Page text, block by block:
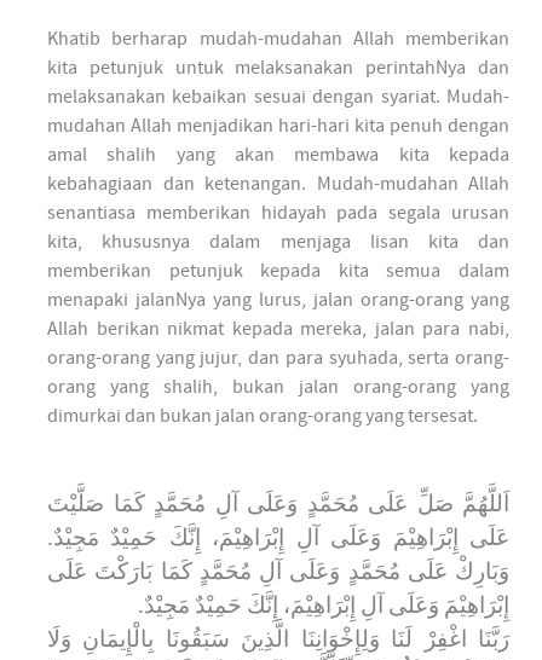
Khatib berharap mudah-mudahan Allah memberikan
kita petunjuk untuk melaksanakan perintahNya dan
melaksanakan kebaikan sesuai dengan syariat. Mudah-
mudahan Allah menjadikan hari-hari kita penuh dengan
amal shalih yang akan membawa kita kepada
kebahagiaan dan ketenangan. Mudah-mudahan Allah
senantiasa memberikan hidayah pada segala urusan
kita, khususnya dalam menjaga lisan kita dan
memberikan petunjuk kepada kita semua dalam
menapaki jalanNya yang lurus, jalan orang-orang yang
Allah berikan nikmat kepada mereka, jalan para nabi,
orang-orang yang jujur, dan para syuhada, serta orang-
orang yang shalih, bukan jalan orang-orang yang
dimurkai dan bukan jalan orang-orang yang tersesat.
اَللَّهُمَّ صَلِّ عَلَى مُحَمَّدٍ وَعَلَى آلِ مُحَمَّدٍ كَمَا صَلَّيْتَ
عَلَى إِبْرَاهِيْمَ وَعَلَى آلِ إِبْرَاهِيْمَ، إِنَّكَ حَمِيْدٌ مَجِيْدٌ.
وَبَارِكْ عَلَى مُحَمَّدٍ وَعَلَى آلِ مُحَمَّدٍ كَمَا بَارَكْتَ عَلَى
إِبْرَاهِيْمَ وَعَلَى آلِ إِبْرَاهِيْمَ، إِنَّكَ حَمِيْدٌ مَجِيْدٌ.
رَبَّنَا اغْفِرْ لَنَا وَلِإِخْوَانِنَا الَّذِينَ سَبَقُونَا بِالْإِيمَانِ وَلَا